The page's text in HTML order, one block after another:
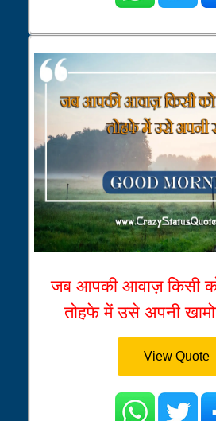
जब आपकी आवाज़ किसी
तोहफे में उसे अपनी
View Quote